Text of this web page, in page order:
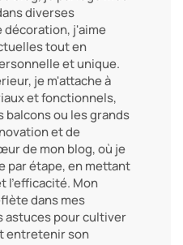
diverses
décoration, j'aime
tout en
et unique.
je m'attache à
et fonctionnels,
ou les grands
et de
de mon blog, où je
par étape, en mettant
l'efficacité. Mon
dans mes
astuces pour cultiver
entretenir son